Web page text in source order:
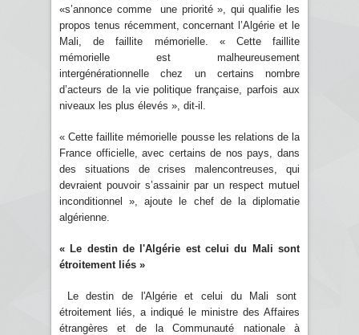
«s’annonce comme une priorité », qui qualifie les
propos tenus récemment, concernant l’Algérie et le
Mali, de faillite mémorielle. « Cette faillite
mémorielle est malheureusement
intergénérationnelle chez un certains nombre
d’acteurs de la vie politique française, parfois aux
niveaux les plus élevés », dit-il.
« Cette faillite mémorielle pousse les relations de la
France officielle, avec certains de nos pays, dans
des situations de crises malencontreuses, qui
devraient pouvoir s’assainir par un respect mutuel
inconditionnel », ajoute le chef de la diplomatie
algérienne.
« Le destin de l'Algérie est celui du Mali sont
étroitement liés »
Le destin de l'Algérie et celui du Mali sont
étroitement liés, a indiqué le ministre des Affaires
étrangères et de la Communauté nationale à